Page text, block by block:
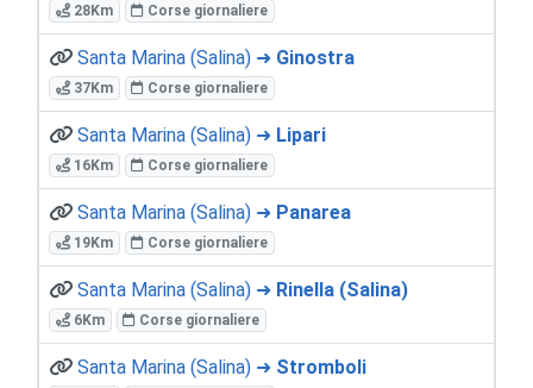
28Km Corse giornaliere
Santa Marina (Salina) ➜ Ginostra
37Km Corse giornaliere
Santa Marina (Salina) ➜ Lipari
16Km Corse giornaliere
Santa Marina (Salina) ➜ Panarea
19Km Corse giornaliere
Santa Marina (Salina) ➜ Rinella (Salina)
6Km Corse giornaliere
Santa Marina (Salina) ➜ Stromboli